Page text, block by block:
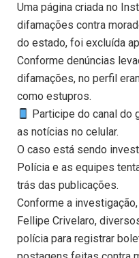
Uma página criada no
difamações contra
do estado, foi excluída
Conforme denúncias
difamações, no perfil
como estupros.
Participe do canal do
as notícias no celular.
O caso está sendo
Polícia e as equipes
trás das publicações.
Conforme a
Fellipe Crivelaro,
polícia para registrar